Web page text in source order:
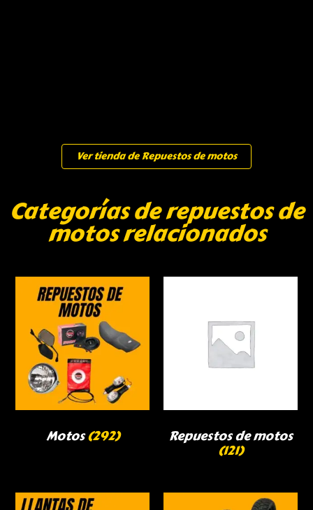
Ver tienda de Repuestos de motos
Categorías de repuestos de
motos relacionados
Motos(292) Repuestos de motos
(121)